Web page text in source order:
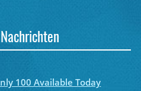
100 Available Today